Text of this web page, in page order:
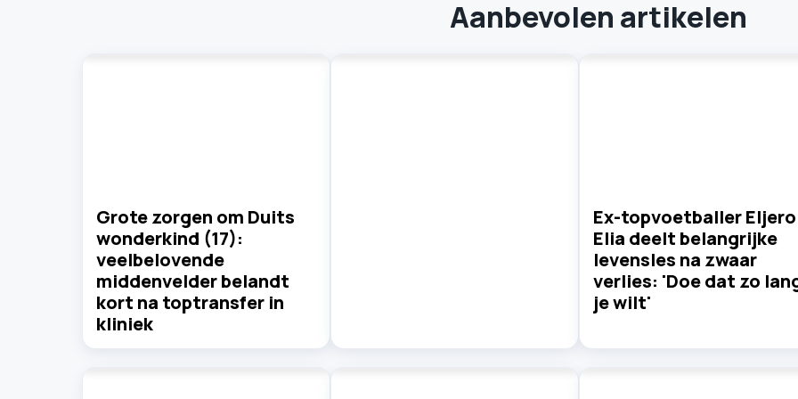
Aanbevolen artikelen
Grote zorgen om Duits
wonderkind (17):
veelbelovende
middenvelder belandt
kort na toptransfer in
kliniek
Ex-topvoetballer Eljero
Elia deelt belangrijke
levensles na zwaar
verlies: 'Doe dat zo
je wilt'